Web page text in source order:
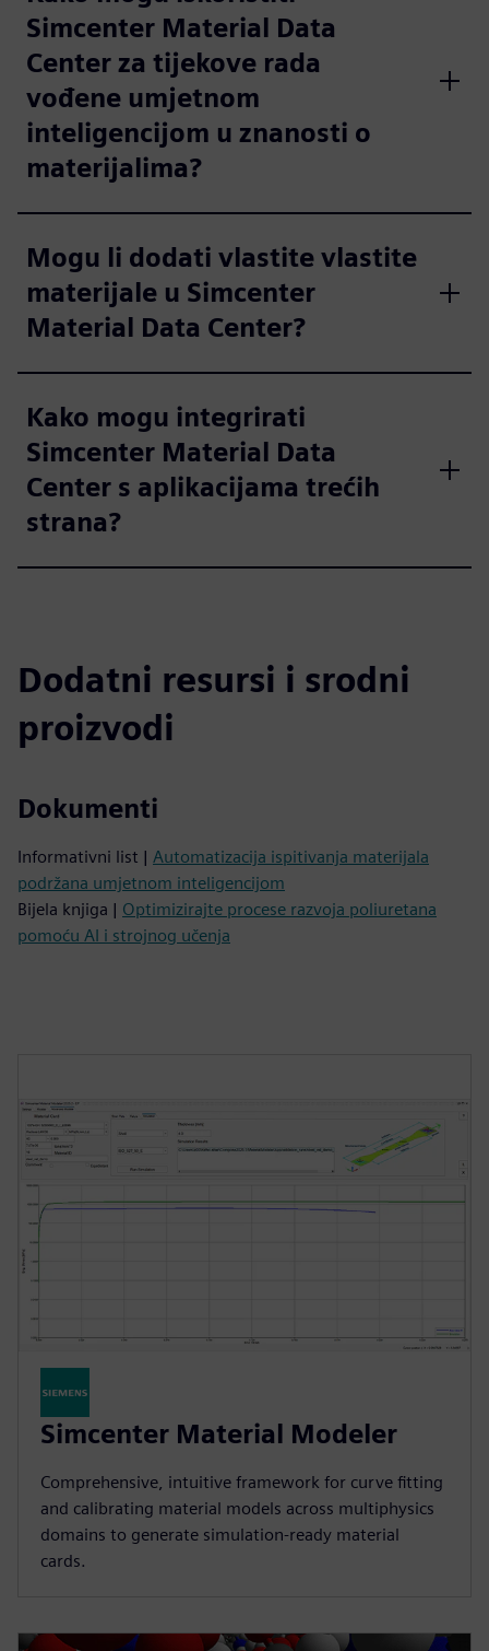
Simcenter Material Data
Center za tijekove rada
vođene umjetnom
inteligencijom u znanosti o
materijalima?
Mogu li dodati vlastite vlastite
materijale u Simcenter
Material Data Center?
Kako mogu integrirati
Simcenter Material Data
Center s aplikacijama trećih
strana?
Dodatni resursi i srodni
proizvodi
Dokumenti
Informativni list | Automatizacija ispitivanja materijala
podržana umjetnom inteligencijom
Bijela knjiga | Optimizirajte procese razvoja poliuretana
pomoću AI i strojnog učenja
Simcenter Material Modeler
Comprehensive, intuitive framework for curve fitting
and calibrating material models across multiphysics
domains to generate simulation-ready material
cards.